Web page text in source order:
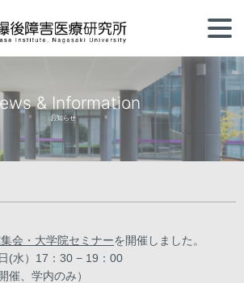
& Information
お知らせ
会・大学院セミナーを開催しました。
(水）17：30 − 19：00
、学内のみ）